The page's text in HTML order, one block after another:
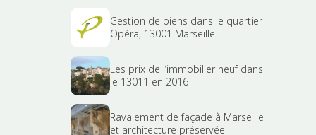
Gestion de biens dans le quartier
Opéra, 13001 Marseille
Les prix de l’immobilier neuf dans
le 13011 en 2016
Ravalement de façade à Marseille
et architecture préservée